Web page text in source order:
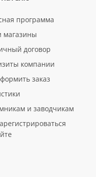
программа
магазины
договор
компании
заказ
и заводчикам